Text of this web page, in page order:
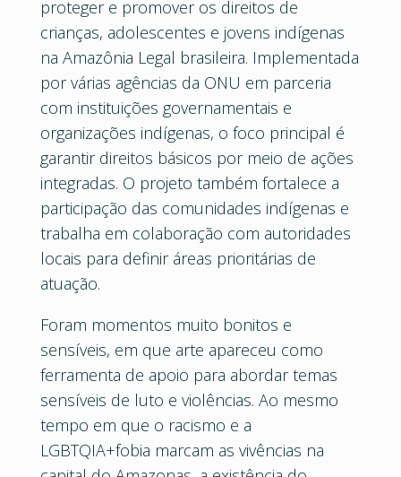
proteger e promover os direitos de
crianças, adolescentes e jovens indígenas
na Amazônia Legal brasileira. Implementada
por várias agências da ONU em parceria
com instituições governamentais e
organizações indígenas, o foco principal é
garantir direitos básicos por meio de ações
integradas. O projeto também fortalece a
participação das comunidades indígenas e
trabalha em colaboração com autoridades
locais para definir áreas prioritárias de
atuação.
Foram momentos muito bonitos e
sensíveis, em que arte apareceu como
ferramenta de apoio para abordar temas
sensíveis de luto e violências. Ao mesmo
tempo em que o racismo e a
LGBTQIA+fobia marcam as vivências na